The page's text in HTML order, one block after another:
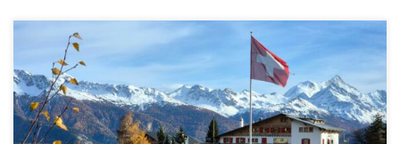
Sommerski Schweiz Wanderung Vogelbeobachtung Aare
Wanderung Bucheggberg Grabenöle Wanderleiterin Schweiz